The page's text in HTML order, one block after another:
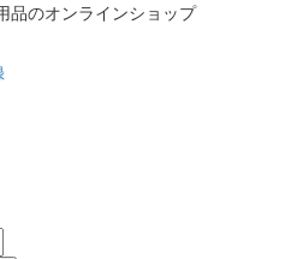
品のオンラインショップ